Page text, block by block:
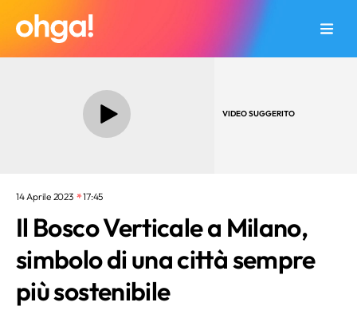
VIDEO SUGGERITO
14 Aprile 2023 17:45
Il Bosco Verticale a Milano,
simbolo di una città sempre
più sostenibile